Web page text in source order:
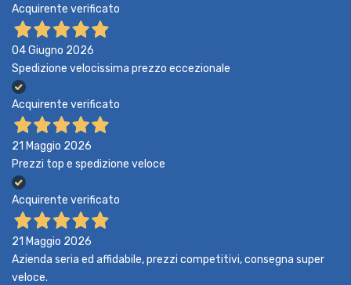
Acquirente verificato
04 Giugno 2026
Spedizione velocissima prezzo eccezionale
Acquirente verificato
21 Maggio 2026
Prezzi top e spedizione veloce
Acquirente verificato
21 Maggio 2026
Azienda seria ed affidabile, prezzi competitivi, consegna super
veloce.